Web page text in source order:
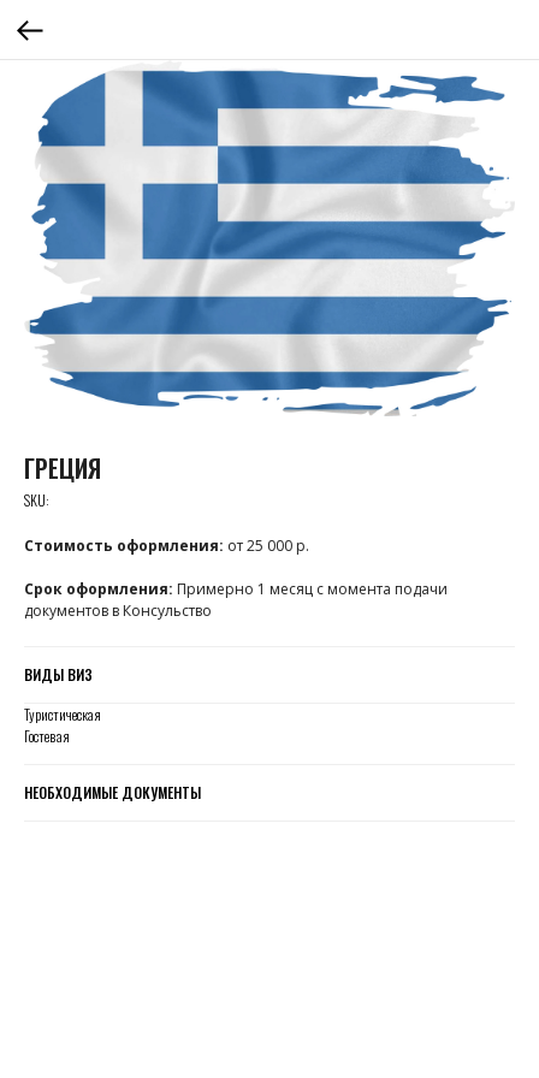
ГРЕЦИЯ
SKU:
Стоимость оформления: от 25 000 р.
Срок оформления: Примерно 1 месяц с момента подачи
документов в Консульство
ВИДЫ ВИЗ
Туристическая
Гостевая
НЕОБХОДИМЫЕ ДОКУМЕНТЫ